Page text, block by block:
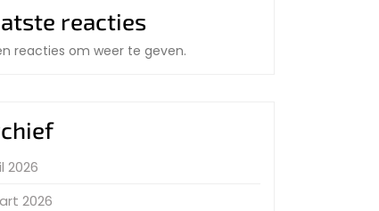
reacties
reacties om weer te geven.
2026
2026